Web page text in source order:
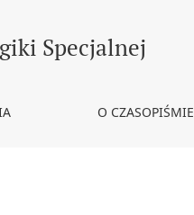
Specjalnej
O CZASOPIŚMIE